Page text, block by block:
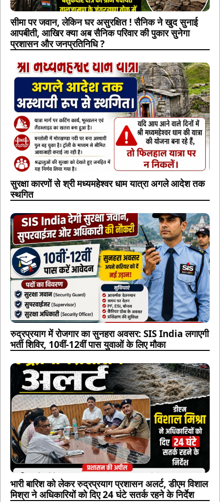
सीमा पर जवान, लेकिन घर असुरक्षित ! सैनिक ने खुद सुनाई
आपबीती, आखिर क्या अब सैनिक परिवार की पुकार सुनेगा
प्रशासन और जनप्रतिनिधि ?
सुरक्षा कारणों से श्री मध्यमहेश्वर धाम यात्रा अगले आदेश तक
स्थगित
रुद्रप्रयाग में रोजगार का सुनहरा अवसर: SIS India लगाएगी
भर्ती शिविर, 10वीं-12वीं पास युवाओं के लिए मौका
भारी बारिश को लेकर रुद्रप्रयाग प्रशासन अलर्ट, डीएम विशाल
मिश्रा ने अधिकारियों को दिए 24 घंटे सतर्क रहने के निर्देश